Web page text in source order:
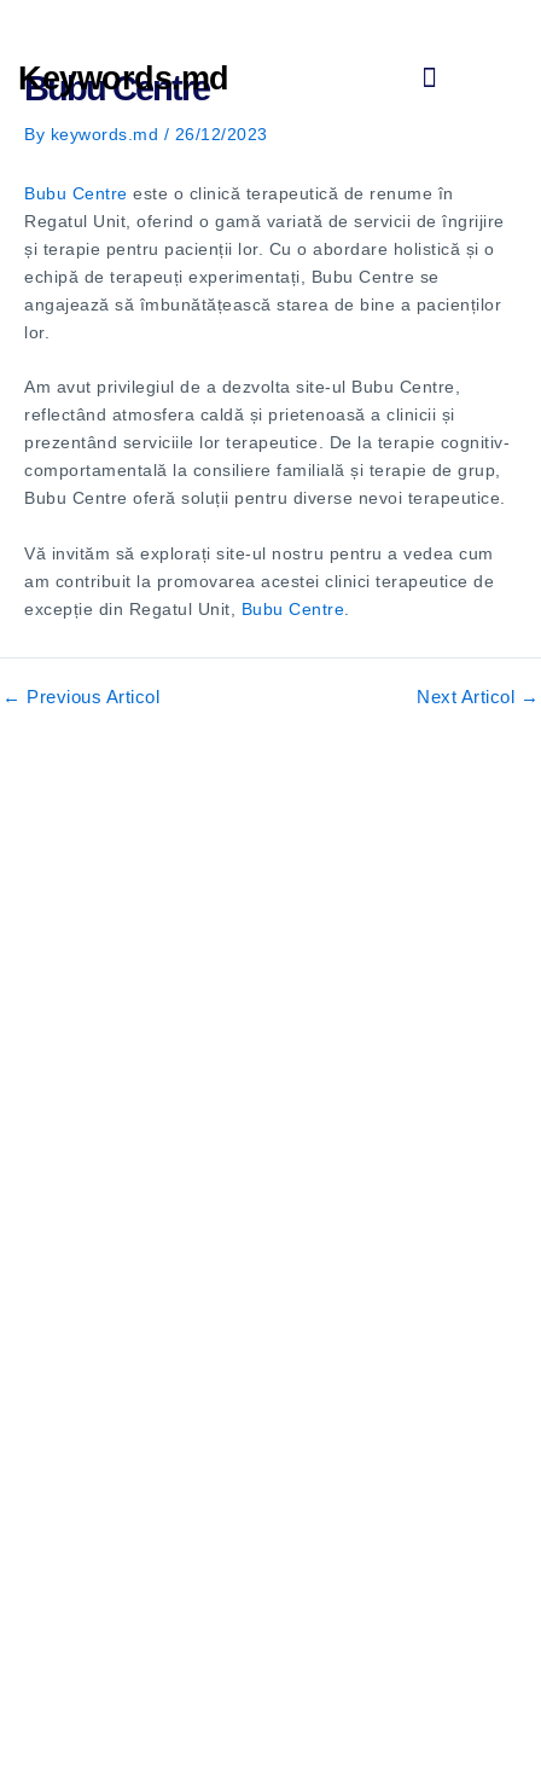
content
Keywords.md
Bubu Centre
By keywords.md / 26/12/2023
Bubu Centre este o clinică terapeutică de renume în
Regatul Unit, oferind o gamă variată de servicii de îngrijire
și terapie pentru pacienții lor. Cu o abordare holistică și o
echipă de terapeuți experimentați, Bubu Centre se
angajează să îmbunătățească starea de bine a pacienților
lor.
Am avut privilegiul de a dezvolta site-ul Bubu Centre,
reflectând atmosfera caldă și prietenoasă a clinicii și
prezentând serviciile lor terapeutice. De la terapie cognitiv-
comportamentală la consiliere familială și terapie de grup,
Bubu Centre oferă soluții pentru diverse nevoi terapeutice.
Vă invităm să explorați site-ul nostru pentru a vedea cum
am contribuit la promovarea acestei clinici terapeutice de
excepție din Regatul Unit, Bubu Centre
← Previous Articol Next Articol →